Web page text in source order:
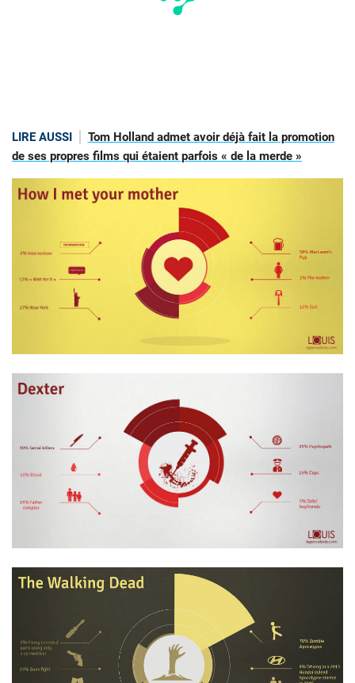
LIRE AUSSI
Tom Holland admet avoir déjà fait la promotion
de ses propres films qui étaient parfois « de la merde »